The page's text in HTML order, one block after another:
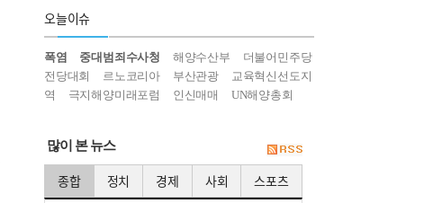
오늘이슈
폭염 중대범죄수사청 해양수산부
더불어민주당
전당대회
르노코리아 부산관광
교육혁신선도지
역
극지해양미래포럼 인신매매 UN해양총회
많이 본 뉴스
종합 정치 경제 사회 스포츠